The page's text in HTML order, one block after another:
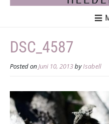
DSC_4587
Posted onJuni 10, 2013byIsabell